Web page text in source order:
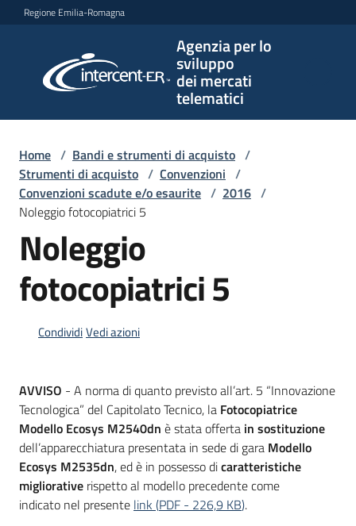
Vai al contenuto
Vai alla navigazione
Vai al footer
Regione Emilia-Romagna
Agenzia per lo
sviluppo
dei mercati
telematici
per lo
sviluppo
telematici
L'Agenzia
Bandi
strumenti
Supporto
Piattaforme
telematiche
Home / Bandi e strumenti di acquisto /
Strumenti di acquisto / Convenzioni /
Convenzioni scadute e/o esaurite / 2016 /
Noleggio fotocopiatrici 5
Noleggio
fotocopiatrici 5
CondividiVedi azioni
AVVISO - A norma di quanto previsto all’art. 5 “Innovazione
Tecnologica” del Capitolato Tecnico, la Fotocopiatrice
Modello Ecosys M2540dn è stata offerta in sostituzione
dell’apparecchiatura presentata in sede di gara Modello
Ecosys M2535dn, ed è in possesso dicaratteristiche
migliorative rispetto al modello precedente come
indicato nel presente link (PDF - 226,9 KB).